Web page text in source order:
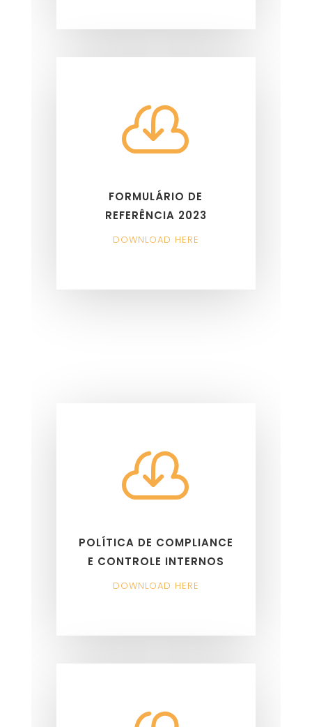

FORMULÁRIO DE
REFERÊNCIA 2023
DOWNLOAD HERE

POLÍTICA DE COMPLIANCE
E CONTROLE INTERNOS
DOWNLOAD HERE